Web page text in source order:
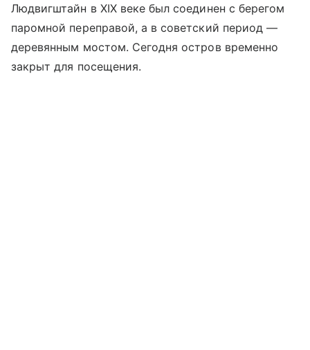
Людвигштайн в XIX веке был соединен с берегом
паромной переправой, а в советский период —
деревянным мостом. Сегодня остров временно
закрыт для посещения.